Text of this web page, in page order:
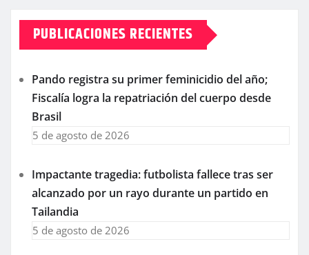
PUBLICACIONES RECIENTES
Pando registra su primer feminicidio del año;
Fiscalía logra la repatriación del cuerpo desde
Brasil
5 de agosto de 2026
Impactante tragedia: futbolista fallece tras ser
alcanzado por un rayo durante un partido en
Tailandia
5 de agosto de 2026